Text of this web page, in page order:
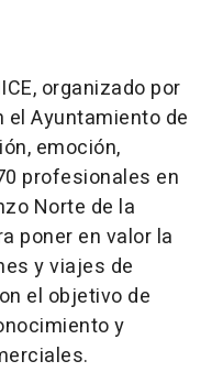
organizado por
Ayuntamiento de
emoción,
profesionales en
Norte de la
poner en valor la
y viajes de
el objetivo de
y